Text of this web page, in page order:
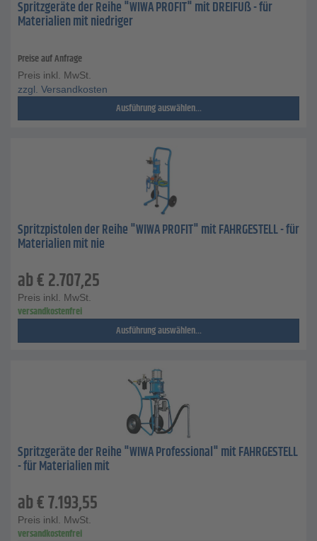
Spritzgeräte der Reihe "WIWA PROFIT" mit DREIFUß - für
Materialien mit niedriger
Preise auf Anfrage
Preis inkl. MwSt.
zzgl. Versandkosten
Ausführung auswählen...
Spritzpistolen der Reihe "WIWA PROFIT" mit FAHRGESTELL - für
Materialien mit nie
ab€2.707,25
Preis inkl. MwSt.
versandkostenfrei
Ausführung auswählen...
Spritzgeräte der Reihe "WIWA Professional" mit FAHRGESTELL
- für Materialien mit
ab€7.193,55
Preis inkl. MwSt.
versandkostenfrei